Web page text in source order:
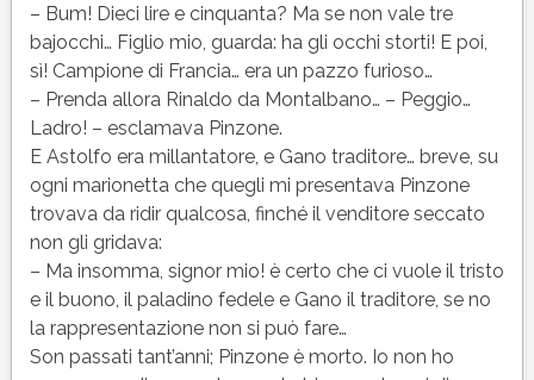
– Bum! Dieci lire e cinquanta? Ma se non vale tre
bajocchi… Figlio mio, guarda: ha gli occhi storti! E poi,
sì! Campione di Francia… era un pazzo furioso…
– Prenda allora Rinaldo da Montalbano… – Peggio…
Ladro! – esclamava Pinzone.
E Astolfo era millantatore, e Gano traditore… breve, su
ogni marionetta che quegli mi presentava Pinzone
trovava da ridir qualcosa, finché il venditore seccato
non gli gridava:
– Ma insomma, signor mio! è certo che ci vuole il tristo
e il buono, il paladino fedele e Gano il traditore, se no
la rappresentazione non si può fare…
Son passati tant’anni; Pinzone è morto. Io non ho